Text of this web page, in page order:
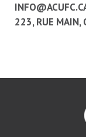
223, RUE MAIN,